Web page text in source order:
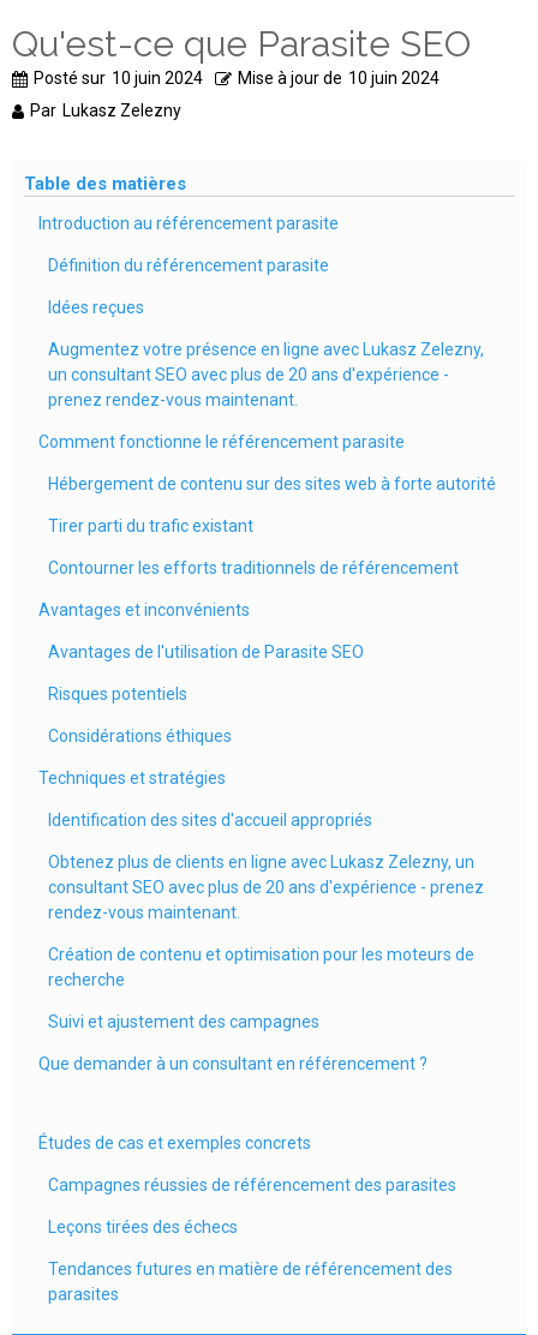
Qu'est-ce que Parasite SEO
Posté sur 10 juin 2024 Mise à jour de 10 juin 2024
Par Lukasz Zelezny
Table des matières
Introduction au référencement parasite
Définition du référencement parasite
Idées reçues
Augmentez votre présence en ligne avec Lukasz Zelezny,
un consultant SEO avec plus de 20 ans d'expérience -
prenez rendez-vous maintenant.
Comment fonctionne le référencement parasite
Hébergement de contenu sur des sites web à forte autorité
Tirer parti du trafic existant
Contourner les efforts traditionnels de référencement
Avantages et inconvénients
Avantages de l'utilisation de Parasite SEO
Risques potentiels
Considérations éthiques
Techniques et stratégies
Identification des sites d'accueil appropriés
Obtenez plus de clients en ligne avec Lukasz Zelezny, un
consultant SEO avec plus de 20 ans d'expérience - prenez
rendez-vous maintenant.
Création de contenu et optimisation pour les moteurs de
recherche
Suivi et ajustement des campagnes
Que demander à un consultant en référencement ?
Études de cas et exemples concrets
Campagnes réussies de référencement des parasites
Leçons tirées des échecs
Tendances futures en matière de référencement des
parasites